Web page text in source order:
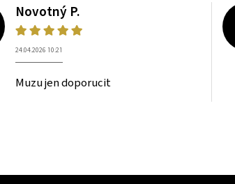
Novotný P.
24.04.2026 10:21
Muzu jen doporucit